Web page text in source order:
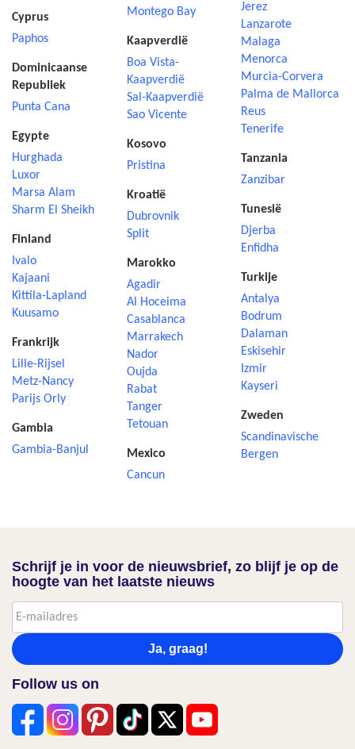
Cyprus
Paphos
Dominicaanse
Republiek
Punta Cana
Egypte
Hurghada
Luxor
Marsa Alam
Sharm El Sheikh
Finland
Ivalo
Kajaani
Kittila-Lapland
Kuusamo
Frankrijk
Lille-Rijsel
Metz-Nancy
Parijs Orly
Gambia
Gambia-Banjul
Montego Bay
Kaapverdië
Boa Vista-
Kaapverdië
Sal-Kaapverdië
Sao Vicente
Kosovo
Pristina
Kroatië
Dubrovnik
Split
Marokko
Agadir
Al Hoceima
Casablanca
Marrakech
Nador
Oujda
Rabat
Tanger
Tetouan
Mexico
Cancun
Jerez
Lanzarote
Malaga
Menorca
Murcia-Corvera
Palma de Mallorca
Reus
Tenerife
Tanzania
Zanzibar
Tunesië
Djerba
Enfidha
Turkije
Antalya
Bodrum
Dalaman
Eskisehir
Izmir
Kayseri
Zweden
Scandinavische
Bergen
Schrijf je in voor de nieuwsbrief, zo blijf je op de
hoogte van het laatste nieuws
Ja, graag!
Follow us on